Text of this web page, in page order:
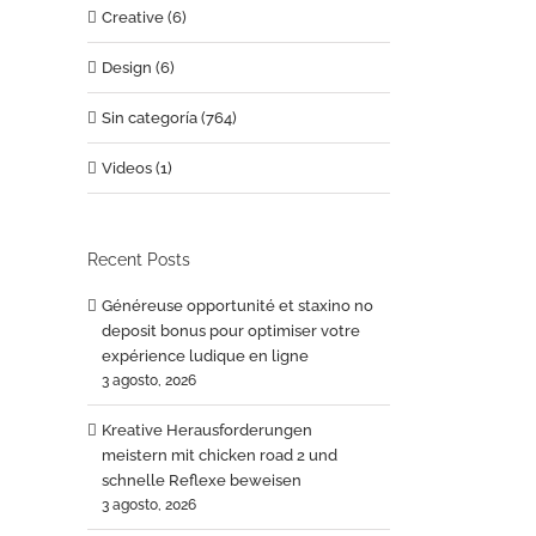
Creative (6)
Design (6)
Sin categoría (764)
Videos (1)
Recent Posts
Généreuse opportunité et staxino no
deposit bonus pour optimiser votre
expérience ludique en ligne
3 agosto, 2026
Kreative Herausforderungen
meistern mit chicken road 2 und
schnelle Reflexe beweisen
3 agosto, 2026